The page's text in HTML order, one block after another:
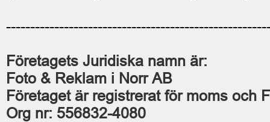
Företagets Juridiska namn är:
Foto & Reklam i Norr AB
Företaget är registrerat för moms och
Org nr: 556832-4080